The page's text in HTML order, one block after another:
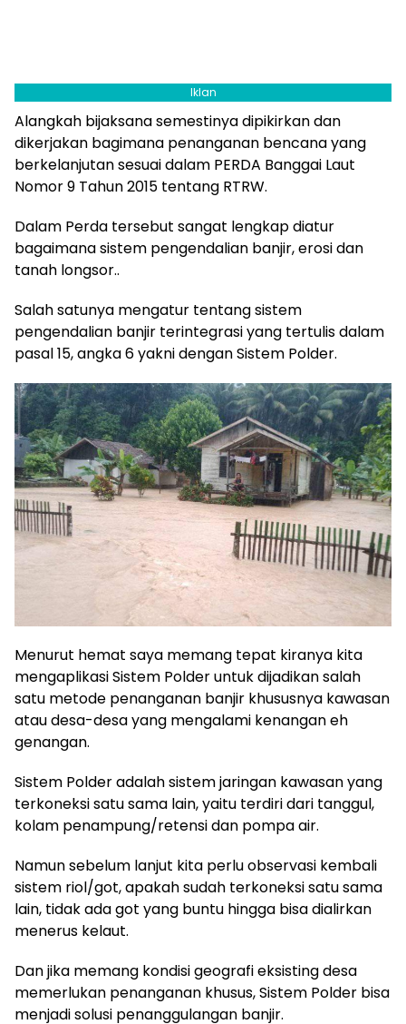
Iklan
Alangkah bijaksana semestinya dipikirkan dan
dikerjakan bagimana penanganan bencana yang
berkelanjutan sesuai dalam PERDA Banggai Laut
Nomor 9 Tahun 2015 tentang RTRW.
Dalam Perda tersebut sangat lengkap diatur
bagaimana sistem pengendalian banjir, erosi dan
tanah longsor..
Salah satunya mengatur tentang sistem
pengendalian banjir terintegrasi yang tertulis dalam
pasal 15, angka 6 yakni dengan Sistem Polder.
Menurut hemat saya memang tepat kiranya kita
mengaplikasi Sistem Polder untuk dijadikan salah
satu metode penanganan banjir khususnya kawasan
atau desa-desa yang mengalami kenangan eh
genangan.
Sistem Polder adalah sistem jaringan kawasan yang
terkoneksi satu sama lain, yaitu terdiri dari tanggul,
kolam penampung/retensi dan pompa air.
Namun sebelum lanjut kita perlu observasi kembali
sistem riol/got, apakah sudah terkoneksi satu sama
lain, tidak ada got yang buntu hingga bisa dialirkan
menerus kelaut.
Dan jika memang kondisi geografi eksisting desa
memerlukan penanganan khusus, Sistem Polder bisa
menjadi solusi penanggulangan banjir.